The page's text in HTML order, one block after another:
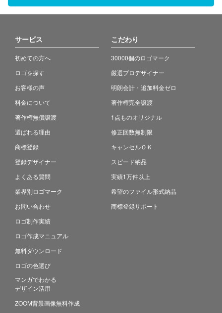
サービス
初めての方へ
ロゴを探す
お客様の声
料金について
著作権無償譲渡
選ばれる理由
商標登録
登録デザイナー
よくある質問
業界別ロゴマーク
お問い合わせ
ロゴ制作実績
ロゴ作成マニュアル
無料ダウンロード
ロゴの色選び
マンガでわかる
デザイン活用
ZOOM背景画像無料作成
こだわり
30000個のロゴマーク
厳選プロデザイナー
明朗会計・追加料金ゼロ
著作権完全譲渡
1点ものオリジナル
修正回数無制限
キャンセルＯＫ
スピード納品
実績1万件以上
希望のファイル形式納品
商標登録サポート